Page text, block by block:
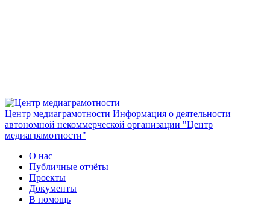
Центр медиаграмотности Информация о деятельности
автономной некоммерческой организации "Центр
медиаграмотности"
О нас
Публичные отчёты
Проекты
Документы
В помощь